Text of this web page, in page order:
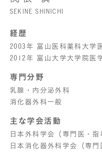
SEKINE SHINICHI
経歴
2003年 富山医科薬科大学
2012年 富山大学大学院医
専門分野
乳腺・内分泌外科
消化器外科一般
主な学会活動
日本外科学会（専門医・指
日本消化器外科学会（専